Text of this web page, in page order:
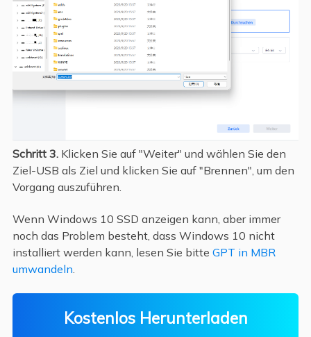
Schritt 3. Klicken Sie auf "Weiter" und wählen Sie den
Ziel-USB als Ziel und klicken Sie auf "Brennen", um den
Vorgang auszuführen.
Wenn Windows 10 SSD anzeigen kann, aber immer
noch das Problem besteht, dass Windows 10 nicht
installiert werden kann, lesen Sie bitte GPT in MBR
umwandeln.
Kostenlos Herunterladen